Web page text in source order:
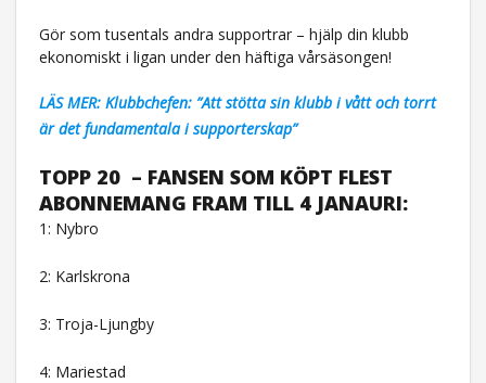
Gör som tusentals andra supportrar – hjälp din klubb
ekonomiskt i ligan under den häftiga vårsäsongen!
LÄS MER: Klubbchefen: ”Att stötta sin klubb i vått och torrt
är det fundamentala i supporterskap”
TOPP 20 – FANSEN SOM KÖPT FLEST
ABONNEMANG FRAM TILL 4 JANAURI:
1: Nybro
2: Karlskrona
3: Troja-Ljungby
4: Mariestad